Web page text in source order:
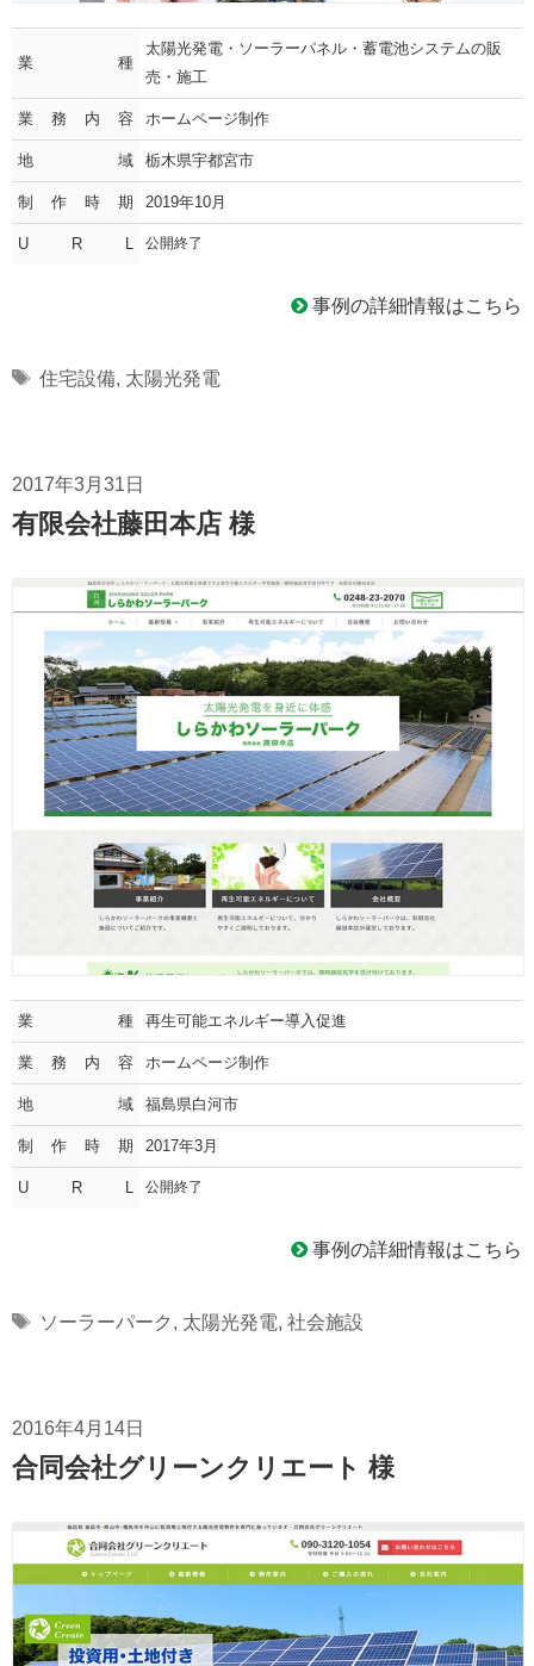
業種
太陽光発電・ソーラーパネル・蓄電池システムの販
売・施工
業務内容 ホームページ制作
地域 栃木県宇都宮市
制作時期 2019年10月
U R L 公開終了
事例の詳細情報はこちら
Tags
住宅設備, 太陽光発電
2017年3月31日
有限会社藤田本店 様
業種 再生可能エネルギー導入促進
業務内容 ホームページ制作
地域 福島県白河市
制作時期 2017年3月
U R L 公開終了
事例の詳細情報はこちら
Tags
ソーラーパーク , 太陽光発電, 社会施設
2016年4月14日
合同会社グリーンクリエート 様